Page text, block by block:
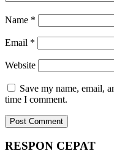
Name *
Email *
Website
Save my name, email,
time I comment.
RESPON CEPAT